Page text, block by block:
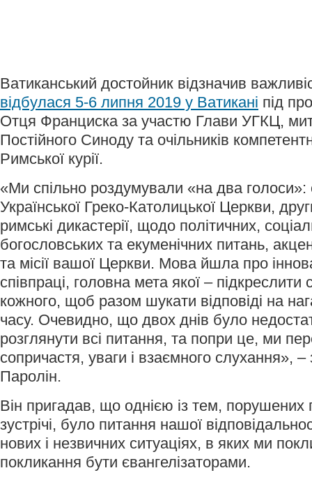
Ватиканський достойник відзначив
відбулася 5-6 липня 2019 у Ватикані під
Отця Франциска за участю Глави УГКЦ,
Постійного Синоду та очільників
Римської курії.
«Ми спільно роздумували «на два
Української Греко-Католицької Церкви,
римські дикастерії, щодо політичних,
богословських та екуменічних питань,
та місії вашої Церкви. Мова йшла про
співпраці, головна мета якої – підкреслити
кожного, щоб разом шукати відповіді на
часу. Очевидно, що двох днів було
розглянути всі питання, та попри це, ми
сопричастя, уваги і взаємного слухання»,
Паролін.
Він пригадав, що однією із тем, порушених
зустрічі, було питання нашої
нових і незвичних ситуаціях, в яких ми
покликання бути євангелізаторами.